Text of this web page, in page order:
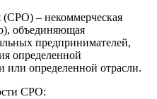
(СРО) – некоммерческая
объединяющая
предпринимателей,
определенной
или определенной отрасли.
СРО: